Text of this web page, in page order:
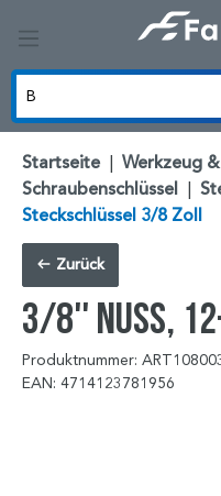
Startseite | Werkzeug
Schraubenschlüssel |
Steckschlüssel 3/8 Zoll
Zurück
3/8'' Nuss,
Produktnummer:
EAN: 4714123781956